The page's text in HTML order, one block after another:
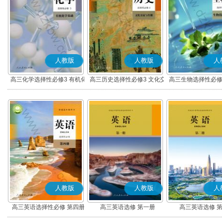
人教版
高三化学选择性必修3 有机化
学基础
人教版
高三历史选择性必修3 文化交
流与传播(部编版)
人
高三生物选择性必
术与工程
人教版
高三英语选择性必修 第四册
人教版
高三英语选修 第一册
人
高三英语选修